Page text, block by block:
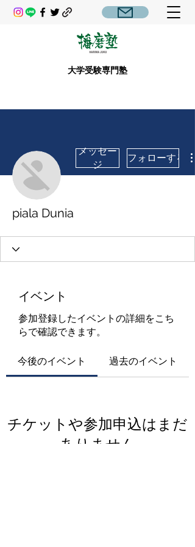
大学受験専門塾
メッセー
ジ
フォローする
piala Dunia
イベント
参加登録したイベントの詳細をこち
らで確認できます。
今後のイベント 過去のイベント
チケットや参加申込はまだ
ありません